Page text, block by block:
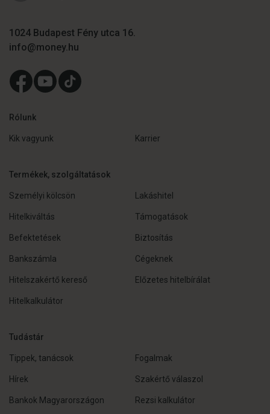
1024 Budapest Fény utca 16.
info@money.hu
Rólunk
Kik vagyunk Karrier
Termékek, szolgáltatások
Személyi kölcsön Lakáshitel
Hitelkiváltás Támogatások
Befektetések Biztosítás
Bankszámla Cégeknek
Hitelszakértő kereső Előzetes hitelbírálat
Hitelkalkulátor
Tudástár
Tippek, tanácsok Fogalmak
Hírek Szakértő válaszol
Bankok Magyarországon Rezsi kalkulátor